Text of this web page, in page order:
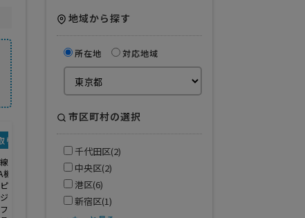
り扱い商品・サービス
器
ー機・複合機
ネスフォン
ィス移転
地域から探す
所在地 対応地域
市区町村の選択
千代田区(2)
中央区(2)
港区(6)
新宿区(1)